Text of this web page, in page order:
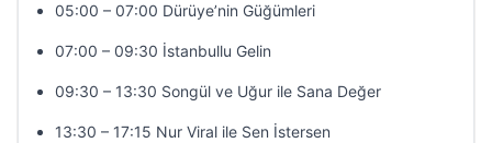
05:00 – 07:00 Dürüye’nin Güğümleri
07:00 – 09:30 İstanbullu Gelin
09:30 – 13:30 Songül ve Uğur ile Sana Değer
13:30 – 17:15 Nur Viral ile Sen İstersen